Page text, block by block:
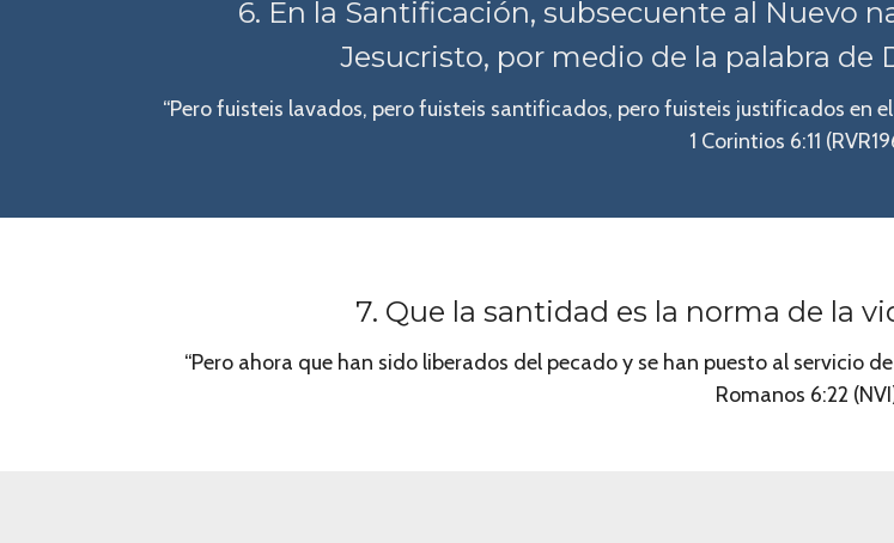
6. En la Santificación, subsecuente al Nuevo
Jesucristo, por medio de la palabra de
“Pero fuisteis lavados, pero fuisteis santificados, pero fuisteis justificados en
1 Corintios 6:11
7. Que la santidad es la norma de la
“Pero ahora que han sido liberados del pecado y se han puesto al servicio
Romanos 6:22